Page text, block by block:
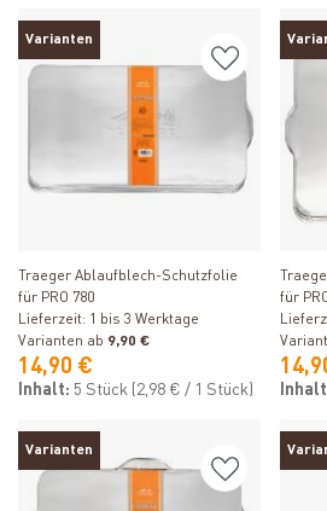
Varianten
Traeger Ablaufblech-Schutzfolie
für PRO 780
Lieferzeit: 1 bis 3 Werktage
Varianten ab 9,90 €
14,90 €
Inhalt: 5 Stück (2,98 € / 1 Stück)
für
Varianten